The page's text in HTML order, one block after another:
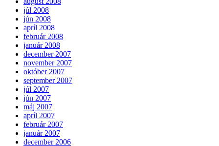
júl 2008
jún 2008
apríl 2008
február 2008
január 2008
december 2007
november 2007
október 2007
september 2007
júl 2007
jún 2007
máj 2007
apríl 2007
február 2007
január 2007
december 2006